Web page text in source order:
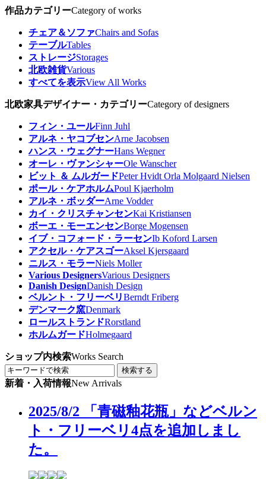
作品カテゴリーCategory of works
チェア＆ソファChairs and Sofas
テーブルTables
ストレージStorages
北欧雑貨Various
すべてを表示View All Works
北欧家具デザイナー・カテゴリーCategory of designers
フィン・ユールFinn Juhl
アルネ・ヤコブセンArne Jacobsen
ハンス・ウェグナーHans Wegner
オーレ・ヴァンシャーOle Wanscher
ビット ＆ ムルガードPeter Hvidt Orla Molgaard Nielsen
ポール・ケアホルムPoul Kjaerholm
アルネ・ボッダーArne Vodder
カイ・クリスチャンセンKai Kristiansen
ボーエ・モーエンセンBorge Mogensen
イブ・コフォード・ラーセンIb Koford Larsen
アクセル・ケアスゴーAksel Kjersgaard
ニルス・モラーNiels Moller
Various DesignersVarious Designers
Danish DesignDanish Design
ベルント・フリーベリBerndt Friberg
デンマーク窯Denmark
ロールストランドRorstland
ホルムガードHolmegaard
ショップ内検索Works Search
検索する
新着・入荷情報New Arrivals
2025/8/2 「青磁釉花瓶」などベルン
ト・フリーベリ4点を追加しまし
た。